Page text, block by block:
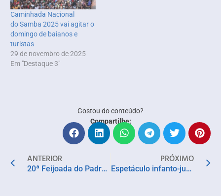
Caminhada Nacional
do Samba 2025 vai agitar o
domingo de baianos e
turistas
29 de novembro de 2025
Em "Destaque 3"
Gostou do conteúdo?
Compartilhe:
ANTERIOR
20ª Feijoada do Padre no Santo Antônio Além do Carmo
PRÓXIMO
Espetáculo infanto-juvenil do BTCA, “Você Sabia?” faz mais apresentações em Salvador